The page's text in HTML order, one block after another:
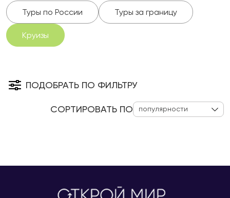
Туры по России Туры за границу
Круизы
ПОДОБРАТЬ ПО ФИЛЬТРУ
СОРТИРОВАТЬ ПО популярности